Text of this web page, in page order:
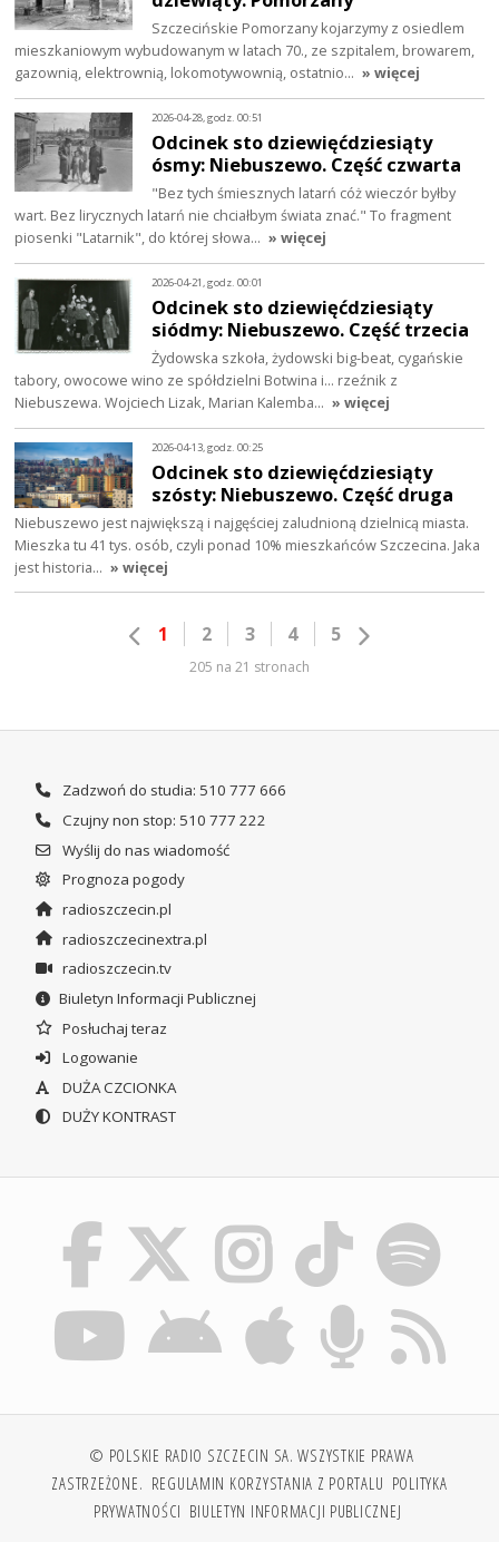
Szczecińskie Pomorzany kojarzymy z osiedlem
mieszkaniowym wybudowanym w latach 70., ze szpitalem, browarem,
gazownią, elektrownią, lokomotywownią, ostatnio… » więcej
2026-04-28, godz. 00:51
Odcinek sto dziewięćdziesiąty
ósmy: Niebuszewo. Część czwarta
"Bez tych śmiesznych latarń cóż wieczór byłby
wart. Bez lirycznych latarń nie chciałbym świata znać." To fragment
piosenki "Latarnik", do której słowa… » więcej
2026-04-21, godz. 00:01
Odcinek sto dziewięćdziesiąty
siódmy: Niebuszewo. Część trzecia
Żydowska szkoła, żydowski big-beat, cygańskie
tabory, owocowe wino ze spółdzielni Botwina i… rzeźnik z
Niebuszewa. Wojciech Lizak, Marian Kalemba… » więcej
2026-04-13, godz. 00:25
Odcinek sto dziewięćdziesiąty
szósty: Niebuszewo. Część druga
Niebuszewo jest największą i najgęściej zaludnioną dzielnicą miasta.
Mieszka tu 41 tys. osób, czyli ponad 10% mieszkańców Szczecina. Jaka
jest historia… » więcej
1 2 3 4 5
205 na 21 stronach
Zadzwoń do studia: 510 777 666
Czujny non stop: 510 777 222
Wyślij do nas wiadomość
Prognoza pogody
radioszczecin.pl
radioszczecinextra.pl
radioszczecin.tv
Biuletyn Informacji Publicznej
Posłuchaj teraz
Logowanie
DUŻA CZCIONKA
DUŻY KONTRAST
© POLSKIE RADIO SZCZECIN SA. WSZYSTKIE PRAWA
ZASTRZEŻONE. REGULAMIN KORZYSTANIA Z PORTALU POLITYKA
PRYWATNOŚCI BIULETYN INFORMACJI PUBLICZNEJ